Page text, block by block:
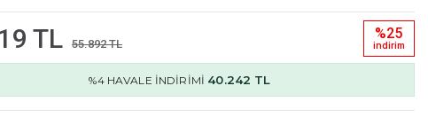
TL 55.892 TL
%25
i̇ndi̇ri̇m
%4 HAVALE İNDİRİMİ 40.242 TL